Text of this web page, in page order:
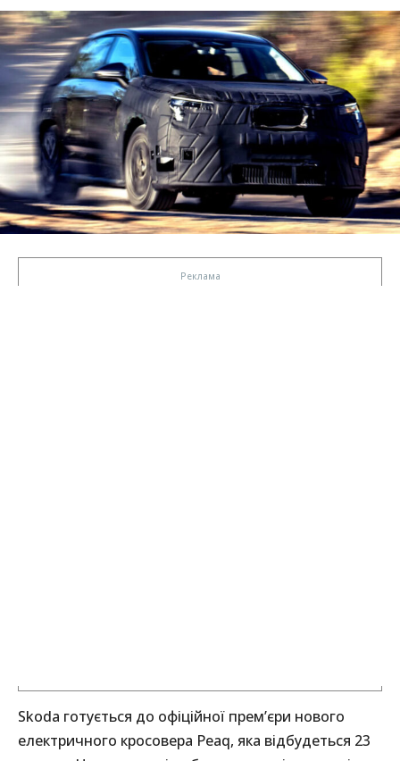
Skoda готується до офіційної прем’єри нового
електричного кросовера Peaq, яка відбудеться 23